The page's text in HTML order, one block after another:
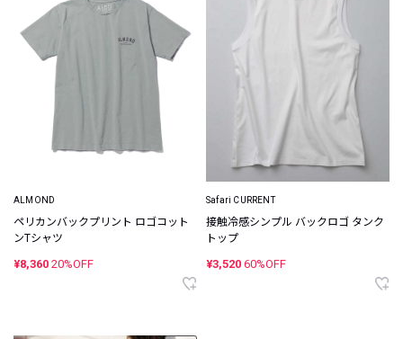
ALMOND
ペリカンバックプリント ロゴコット
ンTシャツ
¥8,360 20%OFF
Safari CURRENT
接触冷感シンプル バックロゴ タンク
トップ
¥3,520 60%OFF